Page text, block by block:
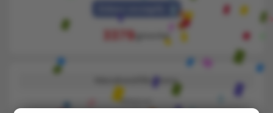
3379 głosów
Niezakwalifikowany
Miejsce: